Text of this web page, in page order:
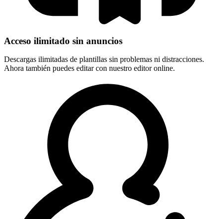
Acceso ilimitado sin anuncios
Descargas ilimitadas de plantillas sin problemas ni distracciones.
Ahora también puedes editar con nuestro editor online.